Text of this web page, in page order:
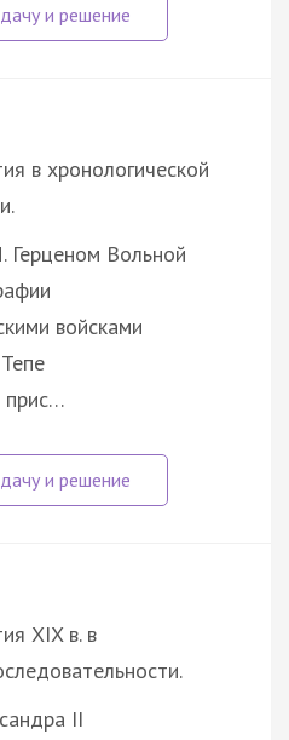
в хронологической
Герценом Вольной
войсками
прис…
XIX в. в
II